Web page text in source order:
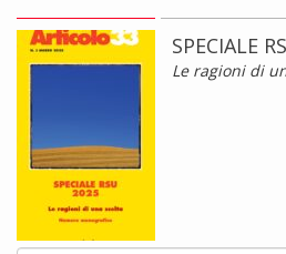
SPECIALE
Le ragioni di